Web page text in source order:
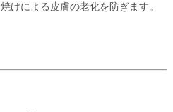
けによる皮膚の老化を防ぎます。